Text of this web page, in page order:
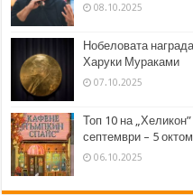
08.10.2025
Нобеловата
Харуки Мураками
07.10.2025
Топ 10 на
септември – 5
06.10.2025